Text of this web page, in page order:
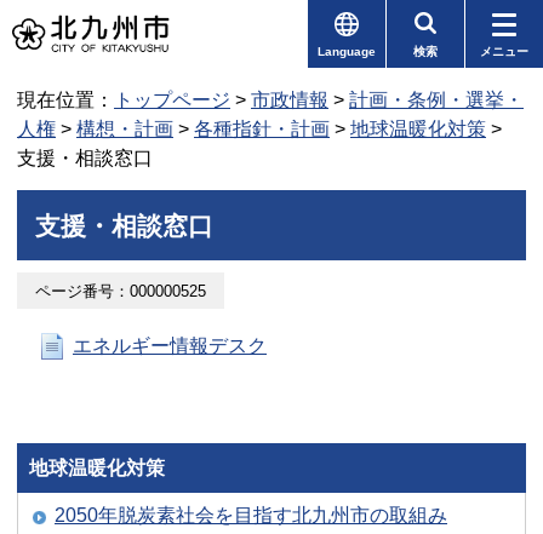
Language 検索 メニュー
現在位置： トップページ > 市政情報 > 計画・条例・選挙・
人権 > 構想・計画 > 各種指針・計画 > 地球温暖化対策 >
支援・相談窓口
支援・相談窓口
ページ番号：000000525
エネルギー情報デスク
地球温暖化対策
2050年脱炭素社会を目指す北九州市の取組み